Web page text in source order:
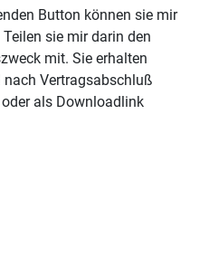
Button können sie mir
sie mir darin den
mit. Sie erhalten
Vertragsabschluß
als Downloadlink